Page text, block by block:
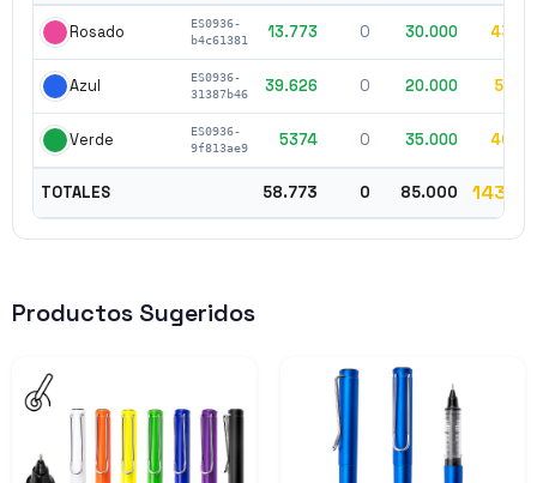
Rosado
ES0936-
b4c61381
13.773 0 30.000
Azul
ES0936-
31387b46
39.626 0 20.000
Verde
ES0936-
9f813ae9
5374 0 35.000
TOTALES 58.773 0 85.000
Productos Sugeridos